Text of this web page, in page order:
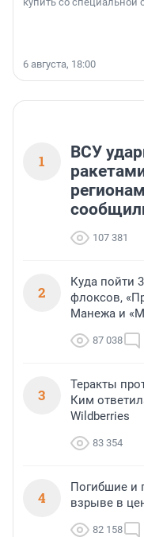
6 августа, 18:00
1
ВСУ
107 381
2
Куда пойти
флоксов,
Манежа и
87 038
3
Теракты
Ким
Wildberries
83 354
4
Погибшие и
взрыве в
82 158